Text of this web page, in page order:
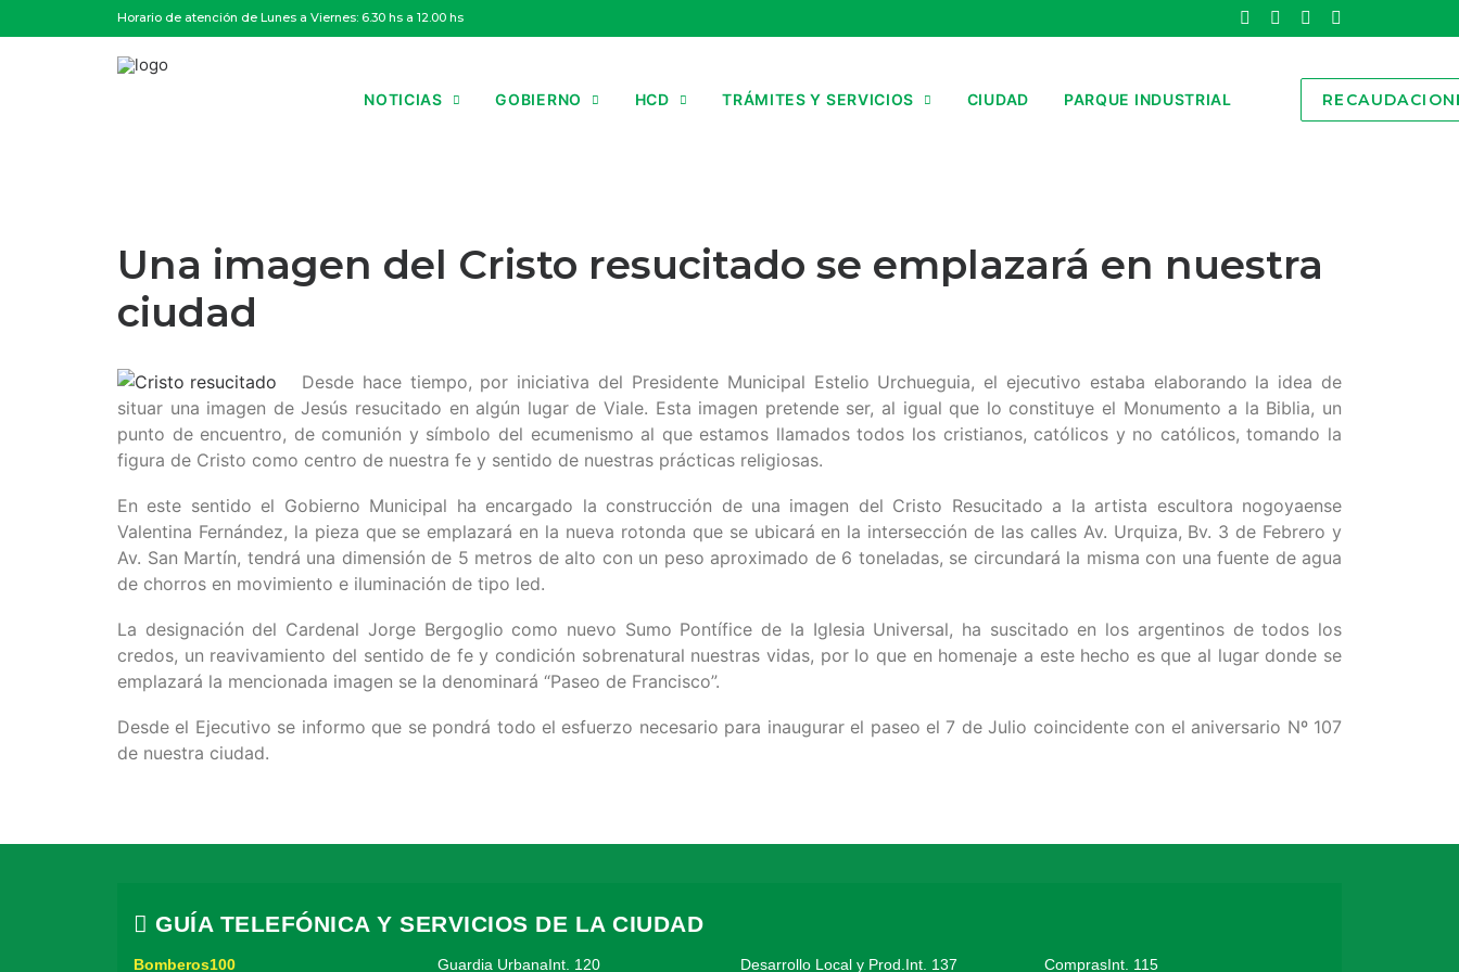
Horario de atención de Lunes a Viernes: 6.30 hs a 12.00 hs
NOTICIAS GOBIERNO HCD TRÁMITES Y SERVICIOS CIUDAD PARQUE INDUSTRIAL
Una imagen del Cristo resucitado se emplazará en nuestra
ciudad
Desde hace tiempo, por iniciativa del Presidente Municipal Estelio Urchueguia, el ejecutivo estaba elaborando la idea de
situar una imagen de Jesús resucitado en algún lugar de Viale. Esta imagen pretende ser, al igual que lo constituye el Monumento a la Biblia, un
punto de encuentro, de comunión y símbolo del ecumenismo al que estamos llamados todos los cristianos, católicos y no católicos, tomando la
figura de Cristo como centro de nuestra fe y sentido de nuestras prácticas religiosas.
En este sentido el Gobierno Municipal ha encargado la construcción de una imagen del Cristo Resucitado a la artista escultora nogoyaense
Valentina Fernández, la pieza que se emplazará en la nueva rotonda que se ubicará en la intersección de las calles Av. Urquiza, Bv. 3 de Febrero y
Av. San Martín, tendrá una dimensión de 5 metros de alto con un peso aproximado de 6 toneladas, se circundará la misma con una fuente de agua
de chorros en movimiento e iluminación de tipo led.
La designación del Cardenal Jorge Bergoglio como nuevo Sumo Pontífice de la Iglesia Universal, ha suscitado en los argentinos de todos los
credos, un reavivamiento del sentido de fe y condición sobrenatural nuestras vidas, por lo que en homenaje a este hecho es que al lugar donde se
emplazará la mencionada imagen se la denominará “Paseo de Francisco”.
Desde el Ejecutivo se informo que se pondrá todo el esfuerzo necesario para inaugurar el paseo el 7 de Julio coincidente con el aniversario Nº 107
de nuestra ciudad.
GUÍA TELEFÓNICA Y SERVICIOS DE LA CIUDAD
Bomberos100 Guardia UrbanaInt. 120 Desarrollo Local y Prod.Int. 137 ComprasInt. 115